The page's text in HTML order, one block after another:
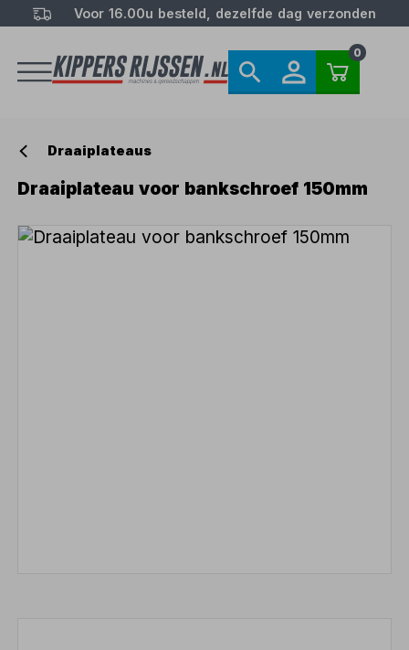
Voor 16.00u besteld, dezelfde dag verzonden
0
Draaiplateaus
Draaiplateau voor bankschroef 150mm